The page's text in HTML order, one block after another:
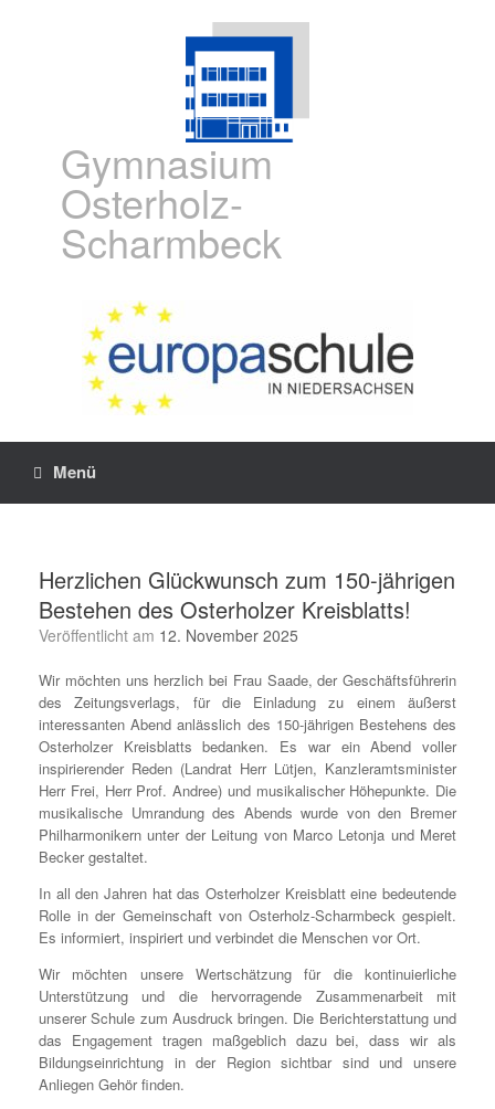
Gymnasium
Osterholz-
Scharmbeck
Menü
Herzlichen Glückwunsch zum 150-jährigen
Bestehen des Osterholzer Kreisblatts!
Veröffentlicht am 12. November 2025
Wir möchten uns herzlich bei Frau Saade, der Geschäftsführerin
des Zeitungsverlags, für die Einladung zu einem äußerst
interessanten Abend anlässlich des 150-jährigen Bestehens des
Osterholzer Kreisblatts bedanken. Es war ein Abend voller
inspirierender Reden (Landrat Herr Lütjen, Kanzleramtsminister
Herr Frei, Herr Prof. Andree) und musikalischer Höhepunkte. Die
musikalische Umrandung des Abends wurde von den Bremer
Philharmonikern unter der Leitung von Marco Letonja und Meret
Becker gestaltet.
In all den Jahren hat das Osterholzer Kreisblatt eine bedeutende
Rolle in der Gemeinschaft von Osterholz-Scharmbeck gespielt.
Es informiert, inspiriert und verbindet die Menschen vor Ort.
Wir möchten unsere Wertschätzung für die kontinuierliche
Unterstützung und die hervorragende Zusammenarbeit mit
unserer Schule zum Ausdruck bringen. Die Berichterstattung und
das Engagement tragen maßgeblich dazu bei, dass wir als
Bildungseinrichtung in der Region sichtbar sind und unsere
Anliegen Gehör finden.